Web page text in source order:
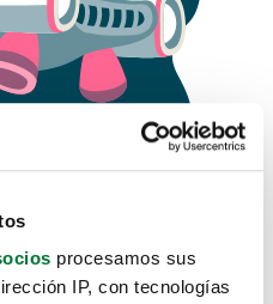
procesamos sus
IP, con tecnologías